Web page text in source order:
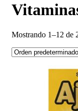
Mostrando 1–12 de